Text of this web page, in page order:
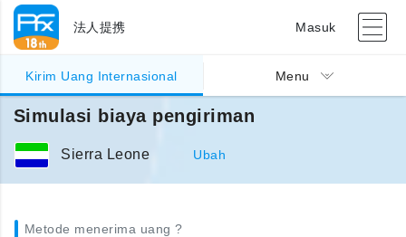
法人提携 Masuk
Kirim Uang Internasional Menu
Simulasi biaya pengiriman
Sierra Leone Ubah
Metode menerima uang ?